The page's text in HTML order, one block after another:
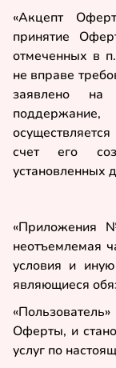
«Акцепт
принятие
отмеченных в
не вправе
заявлено на
счет его
установленных
неотъемлемая
условия и
являющиеся
Оферты, и
услуг по